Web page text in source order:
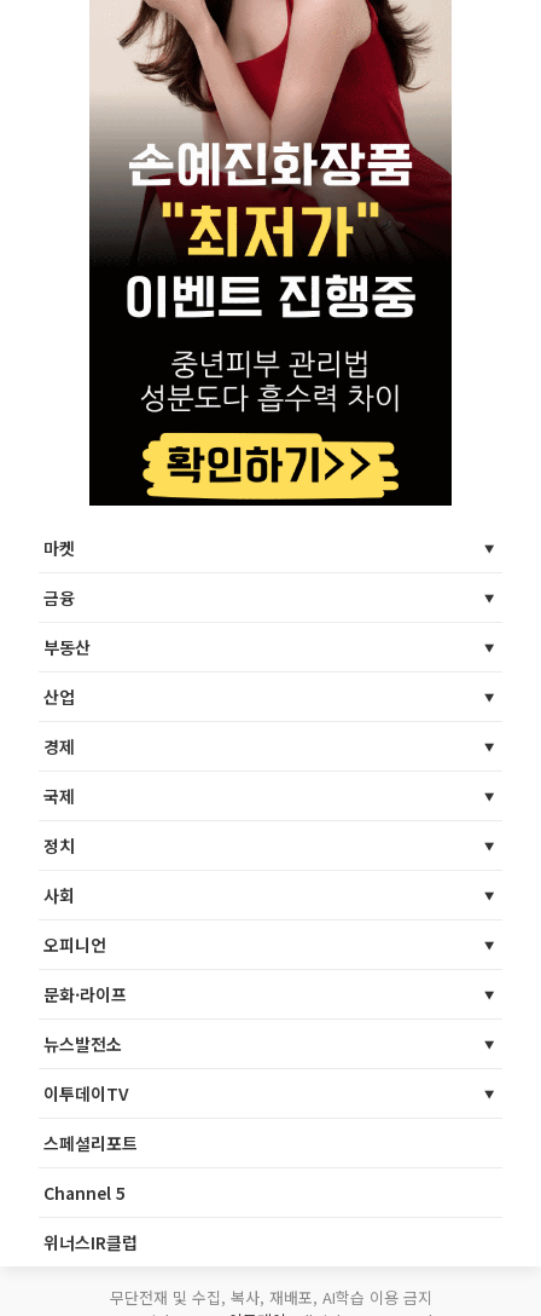
마켓
금융
부동산
산업
경제
국제
정치
사회
오피니언
문화·라이프
뉴스발전소
이투데이TV
스페셜리포트
Channel 5
위너스IR클럽
무단전재 및 수집, 복사, 재배포, AI학습 이용 금지